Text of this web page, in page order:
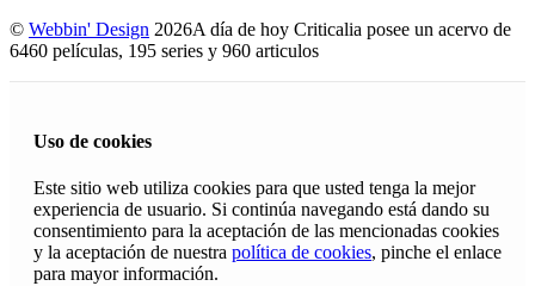
© Webbin' Design 2026A día de hoy Criticalia posee un acervo de
6460 películas, 195 series y 960 articulos
Uso de cookies
Este sitio web utiliza cookies para que usted tenga la mejor
experiencia de usuario. Si continúa navegando está dando su
consentimiento para la aceptación de las mencionadas cookies
y la aceptación de nuestra política de cookies, pinche el enlace
para mayor información.